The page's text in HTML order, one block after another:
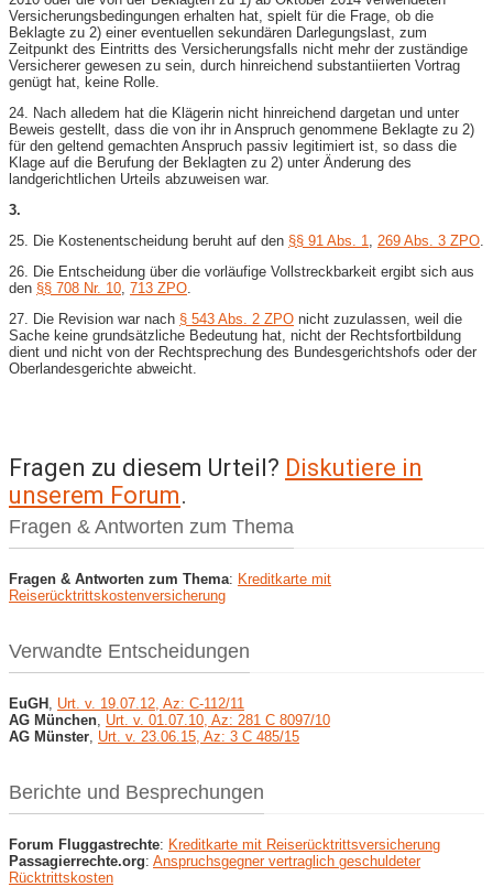
Versicherungsbedingungen erhalten hat, spielt für die Frage, ob die
Beklagte zu 2) einer eventuellen sekundären Darlegungslast, zum
Zeitpunkt des Eintritts des Versicherungsfalls nicht mehr der zuständige
Versicherer gewesen zu sein, durch hinreichend substantiierten Vortrag
genügt hat, keine Rolle.
24. Nach alledem hat die Klägerin nicht hinreichend dargetan und unter
Beweis gestellt, dass die von ihr in Anspruch genommene Beklagte zu 2)
für den geltend gemachten Anspruch passiv legitimiert ist, so dass die
Klage auf die Berufung der Beklagten zu 2) unter Änderung des
landgerichtlichen Urteils abzuweisen war.
3.
25. Die Kostenentscheidung beruht auf den §§ 91 Abs. 1 269 Abs. 3 ZPO
26. Die Entscheidung über die vorläufige Vollstreckbarkeit ergibt sich aus
den §§ 708 Nr. 10 713 ZPO
27. Die Revision war nach § 543 Abs. 2 ZPO nicht zuzulassen, weil die
Sache keine grundsätzliche Bedeutung hat, nicht der Rechtsfortbildung
dient und nicht von der Rechtsprechung des Bundesgerichtshofs oder der
Oberlandesgerichte abweicht.
Fragen zu diesem Urteil? Diskutiere in
unserem Forum.
Fragen & Antworten zum Thema
Fragen & Antworten zum Thema: Kreditkarte mit
Reiserücktrittskostenversicherung
Verwandte Entscheidungen
EuGH Urt. v. 19.07.12, Az: C-112/11
AG München Urt. v. 01.07.10, Az: 281 C 8097/10
AG Münster Urt. v. 23.06.15, Az: 3 C 485/15
Berichte und Besprechungen
Forum Fluggastrechte: Kreditkarte mit Reiserücktrittsversicherung
Passagierrechte.org: Anspruchsgegner vertraglich geschuldeter
Rücktrittskosten